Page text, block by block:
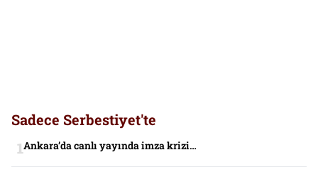
Sadece Serbestiyet'te
Ankara’da canlı yayında imza krizi…